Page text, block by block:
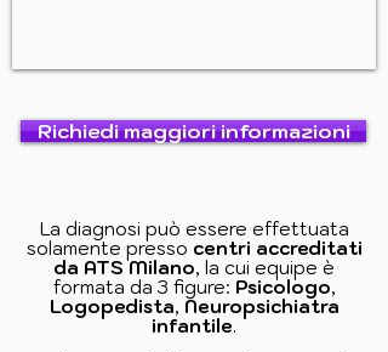
Richiedi maggiori informazioni
La diagnosi può essere effettuata
solamente presso centri accreditati
da ATS Milano, la cui equipe è
formata da 3 figure: Psicologo,
Logopedista, Neuropsichiatra
infantile.